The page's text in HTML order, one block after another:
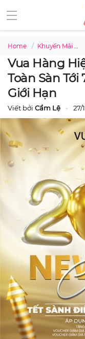
Home Khuyến Mãi
Vua Hàng
Toàn Sàn Tới
Giới Hạn
Viết bởi Cẩm Lệ 27/